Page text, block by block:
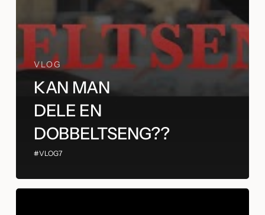
VLOG
KAN MAN
DELE EN
DOBBELTSENG??
#VLOG7